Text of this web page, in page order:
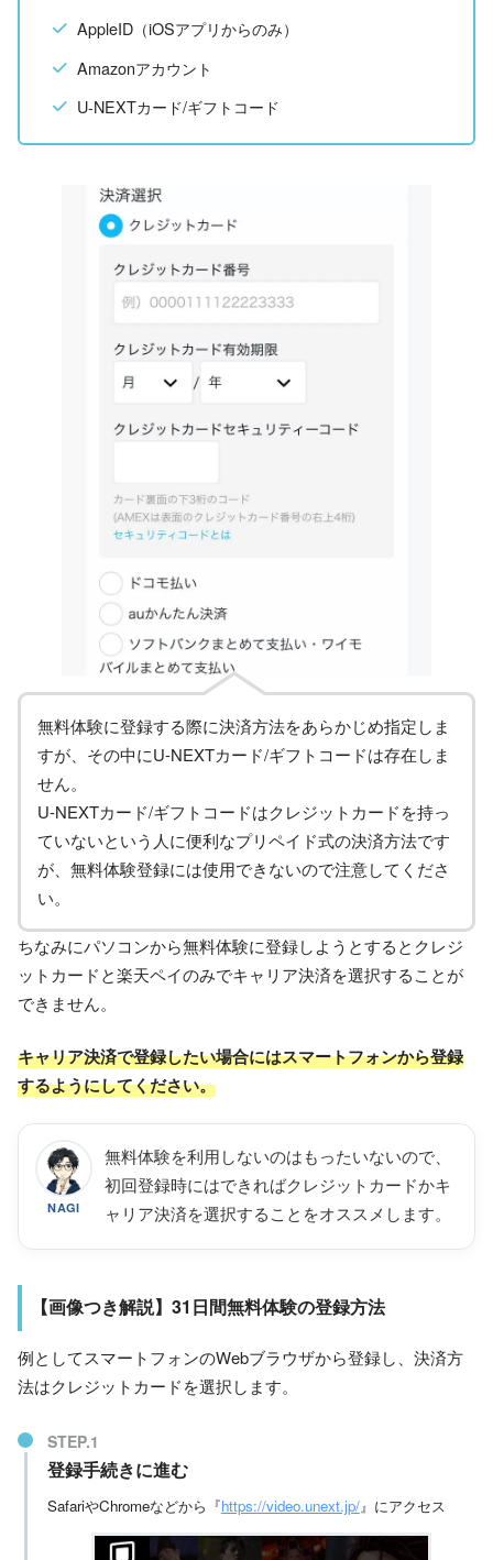
AppleID（iOSアプリからのみ）
Amazonアカウント
U-NEXTカード/ギフトコード
無料体験に登録する際に決済方法をあらかじめ指定しま
すが、その中にU-NEXTカード/ギフトコードは存在しま
せん。
U-NEXTカード/ギフトコードはクレジットカードを持っ
ていないという人に便利なプリペイド式の決済方法です
が、無料体験登録には使用できないので注意してくださ
い。
ちなみにパソコンから無料体験に登録しようとするとクレジ
ットカードと楽天ペイのみでキャリア決済を選択することが
できません。
キャリア決済で登録したい場合にはスマートフォンから登録
するようにしてください。
NAGI
無料体験を利用しないのはもったいないので、
初回登録時にはできればクレジットカードかキ
ャリア決済を選択することをオススメします。
【画像つき解説】31日間無料体験の登録方法
例としてスマートフォンのWebブラウザから登録し、決済方
法はクレジットカードを選択します。
登録手続きに進む
SafariやChromeなどから『https://video.unext.jp/』にアクセス